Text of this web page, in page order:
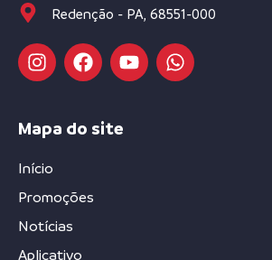
Redenção - PA, 68551-000
Mapa do site
Início
Promoções
Notícias
Aplicativo